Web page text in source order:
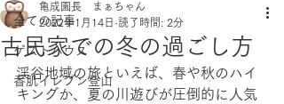
全ての記事
ゲストハウス
香肌イレブン登山
古民家での冬の過ごし方
亀成園長 まぁちゃん
2022年1月14日 読了時間: 2分
渓谷地域の旅といえば、春や秋のハイ
キングか、夏の川遊びが圧倒的に人気